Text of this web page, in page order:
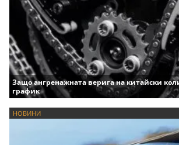
Защо ангренажната верига на китайски
график
НОВИНИ